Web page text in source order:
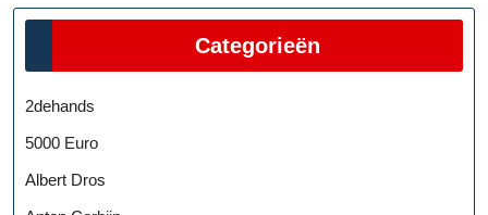
Categorieën
2dehands
5000 Euro
Albert Dros